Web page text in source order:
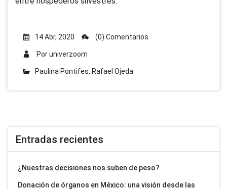
14 Abr, 2020 (0) Comentarios
Poruniverzoom
Paulina Pontifes, Rafael Ojeda
Entradas recientes
¿Nuestras decisiones nos suben de peso?
Donación de órganos en México: una visión desde las